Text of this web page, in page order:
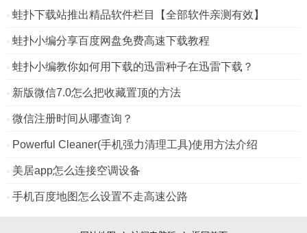
蛙扑下载站推出精品软件栏目【全部软件亲测有效】
蛙扑小编分享百度网盘免费高速下载教程
蛙扑小编教你如何用下载的迅雷种子在迅雷下载？
新版微信7.0怎么把收藏置顶的方法
微信注册时间从哪查询？
Powerful Cleaner(手机强力清理工具)使用方法介绍
美居app怎么连接空调设备
手机百度地图怎么设置不走高速公路